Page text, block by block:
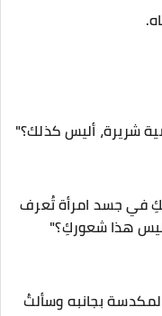
شريرة، أليس كذلك؟"
في جسد امرأة تُعرف
هذا شعوركِ؟"
بجانبه وسألتُ